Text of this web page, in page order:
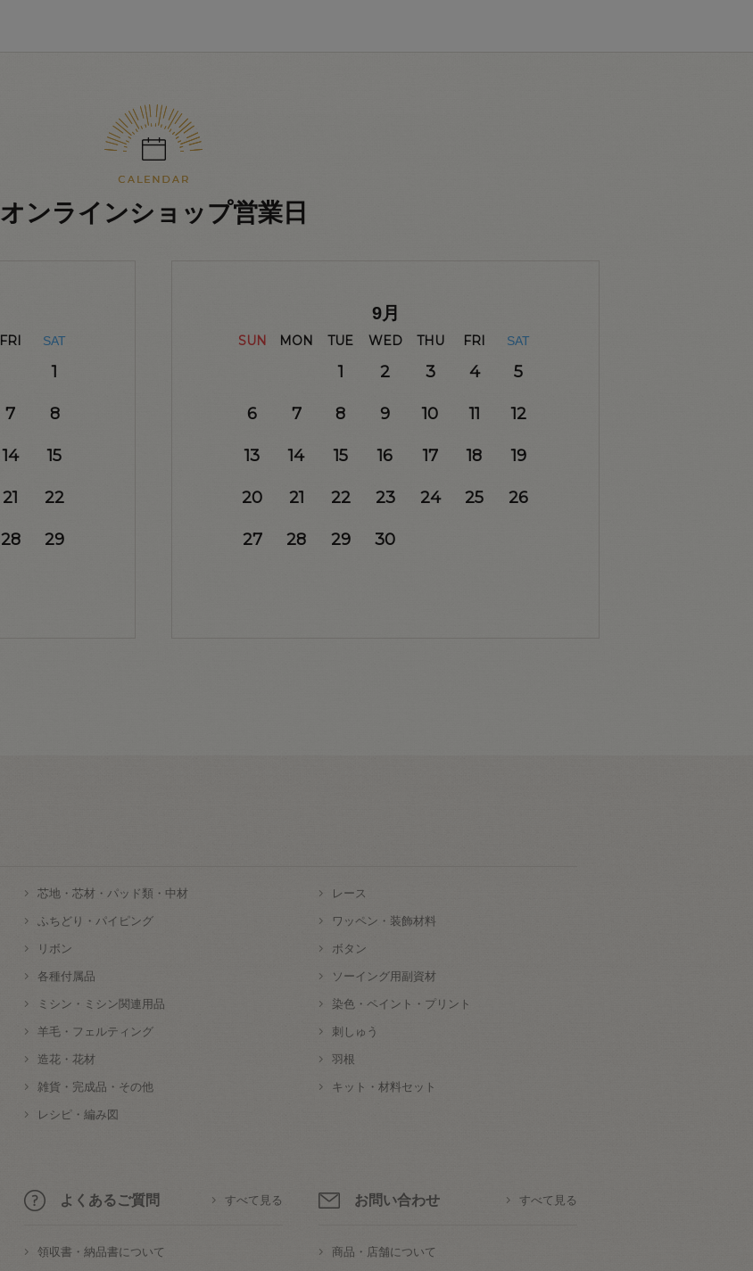
オンラインショップ営業日
FRI SAT
1
7 8
14 15
21 22
28 29
9月
SUN MON TUE WED THU FRI SAT
1 2 3 4 5
6 7 8 9 10 11 12
13 14 15 16 17 18 19
20 21 22 23 24 25 26
27 28 29 30
芯地・芯材・パッド類・中材 レース
ふちどり・パイピング ワッペン・装飾材料
リボン ボタン
各種付属品 ソーイング用副資材
ミシン・ミシン関連用品 染色・ペイント・プリント
羊毛・フェルティング 刺しゅう
造花・花材 羽根
雑貨・完成品・その他 キット・材料セット
レシピ・編み図
よくあるご質問 すべて見る
領収書・納品書について
お問い合わせ すべて見る
商品・店舗について